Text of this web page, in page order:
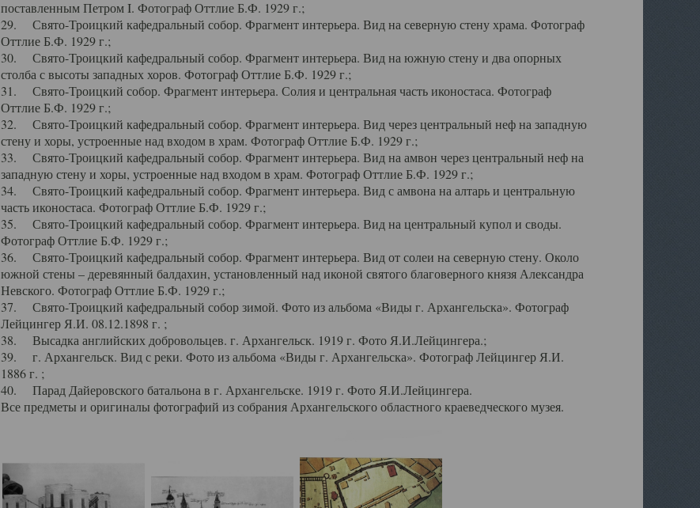
поставленным Петром I. Фотограф Оттлие Б.Ф. 1929 г.;
29. Свято-Троицкий кафедральный собор. Фрагмент интерьера. Вид на северную стену храма. Фотограф
Оттлие Б.Ф. 1929 г.;
30. Свято-Троицкий кафедральный собор. Фрагмент интерьера. Вид на южную стену и два опорных
столба с высоты западных хоров. Фотограф Оттлие Б.Ф. 1929 г.;
31. Свято-Троицкий собор. Фрагмент интерьера. Солия и центральная часть иконостаса. Фотограф
Оттлие Б.Ф. 1929 г.;
32. Свято-Троицкий кафедральный собор. Фрагмент интерьера. Вид через центральный неф на западную
стену и хоры, устроенные над входом в храм. Фотограф Оттлие Б.Ф. 1929 г.;
33. Свято-Троицкий кафедральный собор. Фрагмент интерьера. Вид на амвон через центральный неф на
западную стену и хоры, устроенные над входом в храм. Фотограф Оттлие Б.Ф. 1929 г.;
34. Свято-Троицкий кафедральный собор. Фрагмент интерьера. Вид с амвона на алтарь и центральную
часть иконостаса. Фотограф Оттлие Б.Ф. 1929 г.;
35. Свято-Троицкий кафедральный собор. Фрагмент интерьера. Вид на центральный купол и своды.
Фотограф Оттлие Б.Ф. 1929 г.;
36. Свято-Троицкий кафедральный собор. Фрагмент интерьера. Вид от солеи на северную стену. Около
южной стены – деревянный балдахин, установленный над иконой святого благоверного князя Александра
Невского. Фотограф Оттлие Б.Ф. 1929 г.;
37. Свято-Троицкий кафедральный собор зимой. Фото из альбома «Виды г. Архангельска». Фотограф
Лейцингер Я.И. 08.12.1898 г. ;
38. Высадка английских добровольцев. г. Архангельск. 1919 г. Фото Я.И.Лейцингера.;
39. г. Архангельск. Вид с реки. Фото из альбома «Виды г. Архангельска». Фотограф Лейцингер Я.И.
1886 г. ;
40. Парад Дайеровского батальона в г. Архангельске. 1919 г. Фото Я.И.Лейцингера.
Все предметы и оригиналы фотографий из собрания Архангельского областного краеведческого музея.